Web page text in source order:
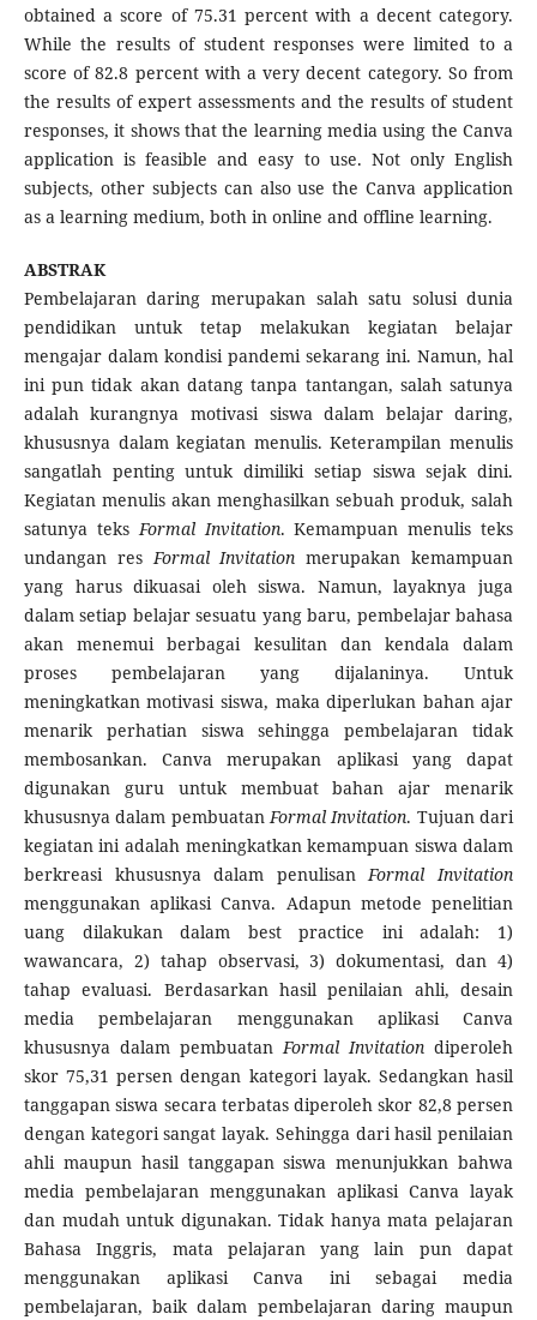
obtained a score of 75.31 percent with a decent category.
While the results of student responses were limited to a
score of 82.8 percent with a very decent category. So from
the results of expert assessments and the results of student
responses, it shows that the learning media using the Canva
application is feasible and easy to use. Not only English
subjects, other subjects can also use the Canva application
as a learning medium, both in online and offline learning.
ABSTRAK
Pembelajaran daring merupakan salah satu solusi dunia
pendidikan untuk tetap melakukan kegiatan belajar
mengajar dalam kondisi pandemi sekarang ini. Namun, hal
ini pun tidak akan datang tanpa tantangan, salah satunya
adalah kurangnya motivasi siswa dalam belajar daring,
khususnya dalam kegiatan menulis. Keterampilan menulis
sangatlah penting untuk dimiliki setiap siswa sejak dini.
Kegiatan menulis akan menghasilkan sebuah produk, salah
satunya teksFormal Invitation. Kemampuan menulis teks
undangan resFormal Invitation merupakan kemampuan
yang harus dikuasai oleh siswa. Namun, layaknya juga
dalam setiap belajar sesuatu yang baru, pembelajar bahasa
akan menemui berbagai kesulitan dan kendala dalam
proses pembelajaran yang dijalaninya. Untuk
meningkatkan motivasi siswa, maka diperlukan bahan ajar
menarik perhatian siswa sehingga pembelajaran tidak
membosankan. Canva merupakan aplikasi yang dapat
digunakan guru untuk membuat bahan ajar menarik
khususnya dalam pembuatanFormal Invitation. Tujuan dari
kegiatan ini adalah meningkatkan kemampuan siswa dalam
berkreasi khususnya dalam penulisanFormal Invitation
menggunakan aplikasi Canva. Adapun metode penelitian
uang dilakukan dalam best practice ini adalah: 1)
wawancara, 2) tahap observasi, 3) dokumentasi, dan 4)
tahap evaluasi. Berdasarkan hasil penilaian ahli, desain
media pembelajaran menggunakan aplikasi Canva
khususnya dalam pembuatanFormal Invitation diperoleh
skor 75,31 persen dengan kategori layak. Sedangkan hasil
tanggapan siswa secara terbatas diperoleh skor 82,8 persen
dengan kategori sangat layak. Sehingga dari hasil penilaian
ahli maupun hasil tanggapan siswa menunjukkan bahwa
media pembelajaran menggunakan aplikasi Canva layak
dan mudah untuk digunakan. Tidak hanya mata pelajaran
Bahasa Inggris, mata pelajaran yang lain pun dapat
menggunakan aplikasi Canva ini sebagai media
pembelajaran, baik dalam pembelajaran daring maupun